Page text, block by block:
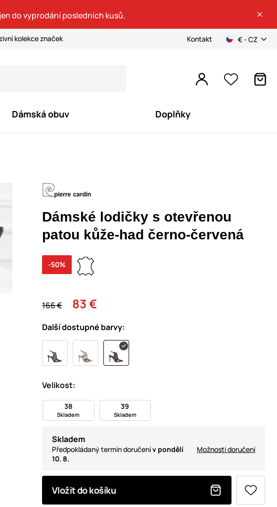
do vyprodání posledních kusů.
kolekce značek Kontakt € - CZ
Dámská obuv Doplňky
Dámské lodičky s otevřenou
patou kůže-had černo-červená
166 € 83 €
-50%
Další dostupné barvy:
Velikost:
38
Skladem
39
Skladem
Skladem
Předpokládaný termín doručenív pondělí
10. 8.
Možnosti doručení
Vložit do košíku